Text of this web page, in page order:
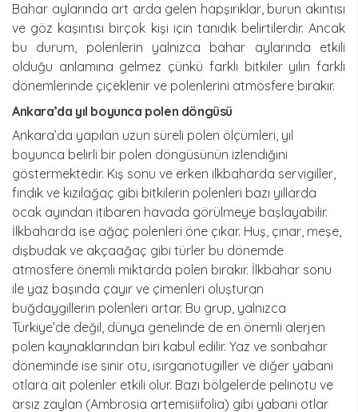
Bahar aylarında art arda gelen hapşırıklar, burun akıntısı
ve göz kaşıntısı birçok kişi için tanıdık belirtilerdir. Ancak
bu durum, polenlerin yalnızca bahar aylarında etkili
olduğu anlamına gelmez çünkü farklı bitkiler yılın farklı
dönemlerinde çiçeklenir ve polenlerini atmosfere bırakır.
ankara’da yıl boyunca polen döngüsü
Ankara’da yapılan uzun süreli polen ölçümleri, yıl
boyunca belirli bir polen döngüsünün izlendiğini
göstermektedir. Kış sonu ve erken ilkbaharda servigiller,
fındık ve kızılağaç gibi bitkilerin polenleri bazı yıllarda
ocak ayından itibaren havada görülmeye başlayabilir.
İlkbaharda ise ağaç polenleri öne çıkar. Huş, çınar, meşe,
dişbudak ve akçaağaç gibi türler bu dönemde
atmosfere önemli miktarda polen bırakır. İlkbahar sonu
ile yaz başında çayır ve çimenleri oluşturan
buğdaygillerin polenleri artar. Bu grup, yalnızca
Türkiye’de değil, dünya genelinde de en önemli alerjen
polen kaynaklarından biri kabul edilir. Yaz ve sonbahar
döneminde ise sinir otu, ısırganotugiller ve diğer yabani
otlara ait polenler etkili olur. Bazı bölgelerde pelinotu ve
arsız zaylan (Ambrosia artemisiifolia) gibi yabani otlar